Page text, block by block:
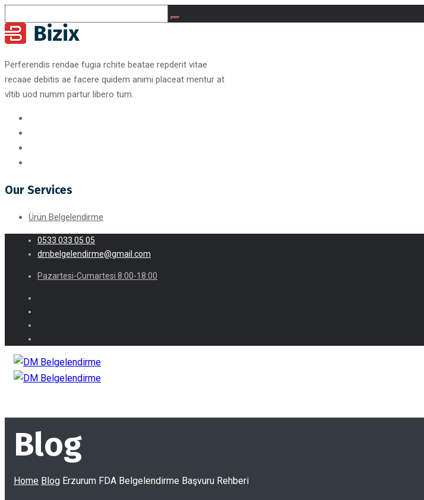
Perferendis rendae fugia rchite beatae repderit vitae
recaae debitis ae facere quidem animi placeat mentur at
vltib uod numm partur libero tum.
Our Services
Ürün Belgelendirme
0533 033 05 05
dmbelgelendirme@gmail.com
Pazartesi-Cumartesi 8:00-18:00
Blog
Home Blog Erzurum FDA Belgelendirme Başvuru Rehberi